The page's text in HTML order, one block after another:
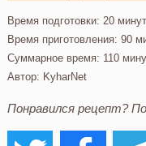
Время подготовки: 20 минут
Время приготовления: 90
Суммарное время: 110
Автор: KyharNet
Понравился рецепт?